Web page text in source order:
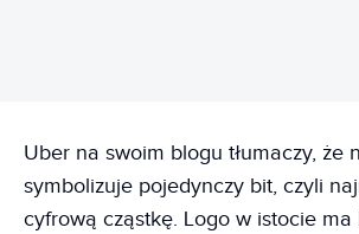
Uber na swoim blogu tłumaczy, że
symbolizuje pojedynczy bit, czyli
cyfrową cząstkę. Logo w istocie ma